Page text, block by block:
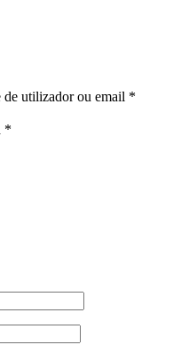
de utilizador ou email *
*